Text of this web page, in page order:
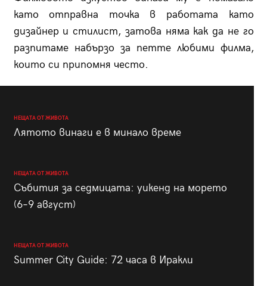
като отправна точка в работата като
дизайнер и стилист, затова няма как да не го
разпитаме набързо за петте любими филма,
които си припомня често.
НЕЩАТА ОТ ЖИВОТА
Лятото винаги е в минало време
НЕЩАТА ОТ ЖИВОТА
Събития за седмицата: уикенд на морето
(6–9 август)
НЕЩАТА ОТ ЖИВОТА
Summer City Guide: 72 часа в Иракли